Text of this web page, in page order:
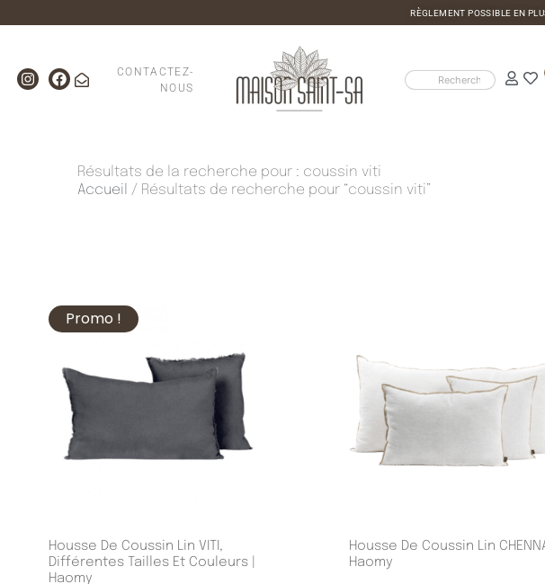
RÈGLEMENT POSSIBLE EN
CONTACTEZ-
NOUS
Résultats de la recherche pour : coussin viti
Accueil / Résultats de recherche pour “coussin viti”
Promo !
Housse De Coussin Lin VITI,
Différentes Tailles Et Couleurs |
Haomy
Housse De Coussin Lin CHENNA
Haomy